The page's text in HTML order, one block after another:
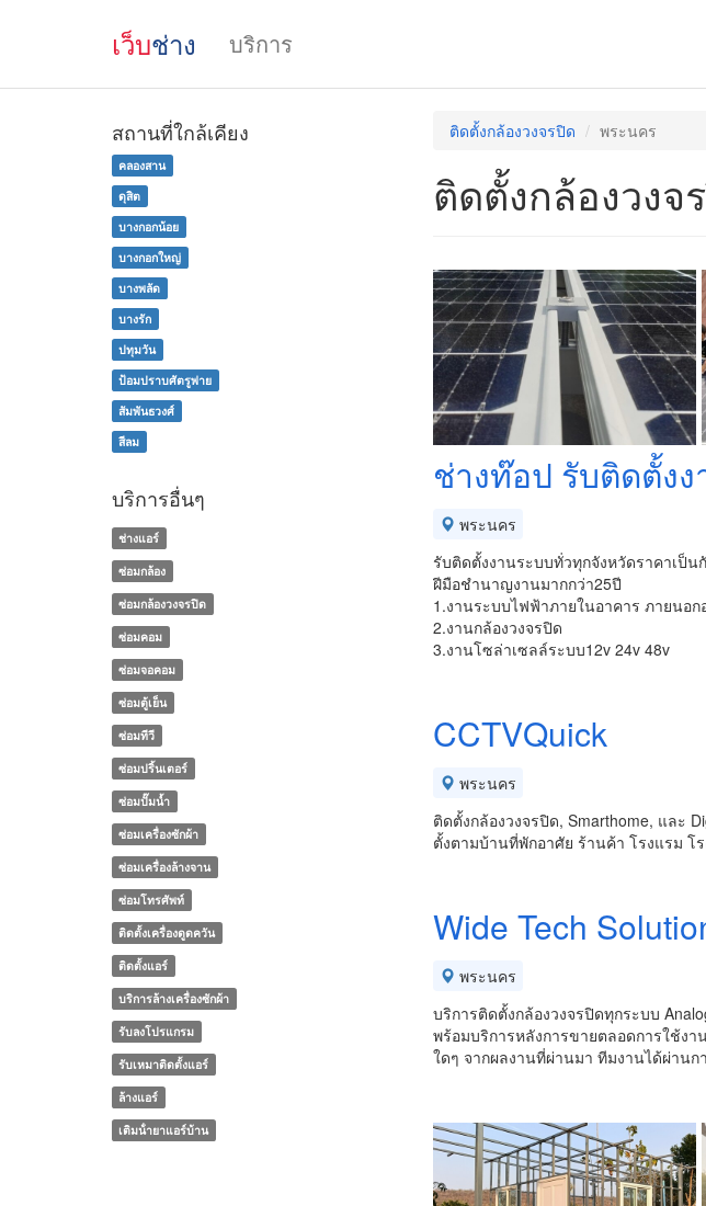
เว็บช่าง บริการ
ติดตั้งกล้องวงจรปิด พระนคร
ติดตั้งกล้องวง
ช่างท๊อป รับติดตั้ง
พระนคร
รับติดตั้งงานระบบทั่วทุกจังหวัดราคาเป็
ฝีมือชำนาญงานมากกว่า25ปี
1.งานระบบไฟฟ้าภายในอาคาร ภายนอ
2.งานกล้องวงจรปิด
3.งานโซล่าเซลล์ระบบ12v 24v 48v
CCTVQuick
พระนคร
ติดตั้งกล้องวงจรปิด, Smarthome, และ
ตั้งตามบ้านที่พักอาศัย ร้านค้า โรงแรม โ
Wide Tech
พระนคร
บริการติดตั้งกล้องวงจรปิดทุกระบบ
พร้อมบริการหลังการขายตลอดการใช้ง
ใดๆ จากผลงานที่ผ่านมา ทีมงานได้ผ่าน
สถานที่ใกล้เคียง
คลองสาน
ดุสิต
บางกอกน้อย
บางกอกใหญ่
บางพลัด
บางรัก
ปทุมวัน
ป้อมปราบศัตรูพ่าย
สัมพันธวงศ์
สีลม
บริการอื่นๆ
ช่างแอร์
ซ่อมกล้อง
ซ่อมกล้องวงจรปิด
ซ่อมคอม
ซ่อมจอคอม
ซ่อมตู้เย็น
ซ่อมทีวี
ซ่อมปริ้นเตอร์
ซ่อมปั๊มน้ำ
ซ่อมเครื่องซักผ้า
ซ่อมเครื่องล้างจาน
ซ่อมโทรศัพท์
ติดตั้งเครื่องดูดควัน
ติดตั้งแอร์
บริการล้างเครื่องซักผ้า
รับลงโปรแกรม
รับเหมาติดตั้งแอร์
ล้างแอร์
เติมน้ํายาแอร์บ้าน